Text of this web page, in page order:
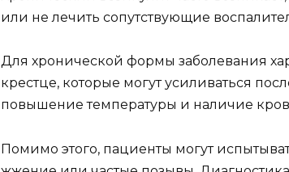
или не лечить сопутствующие
Для хронической формы заболевания
крестце, которые могут усиливаться
повышение температуры и наличие
Помимо этого, пациенты могут